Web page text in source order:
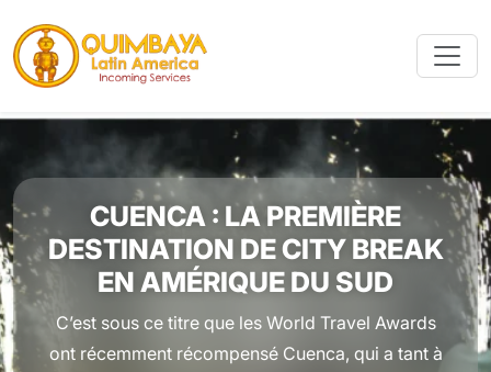
CUENCA : LA PREMIÈRE
DESTINATION DE CITY BREAK
EN AMÉRIQUE DU SUD
C’est sous ce titre que les World Travel Awards
ont récemment récompensé Cuenca, qui a tant à